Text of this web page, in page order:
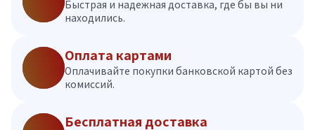
Быстрая и надежная доставка, где бы вы ни
находились.
Оплата картами
Оплачивайте покупки банковской картой без
комиссий.
Бесплатная доставка